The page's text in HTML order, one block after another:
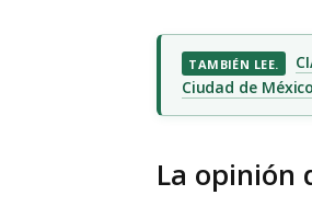
TAMBIÉN LEE.
Ciudad de México
La opinión